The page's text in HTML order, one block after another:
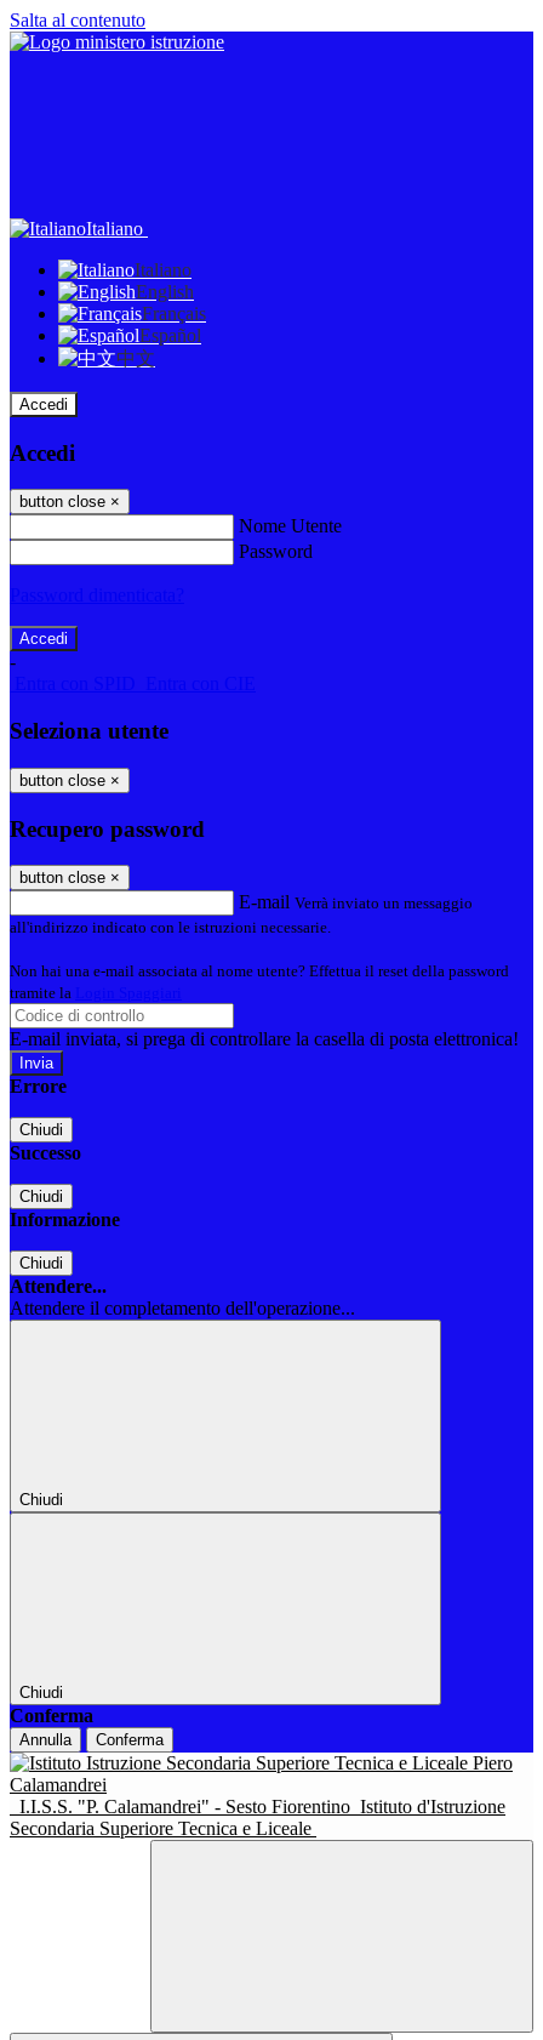
Salta al contenuto
Italiano
Italiano
English
Français
Español
中文
Accedi
Accedi
button close ×
Nome Utente
Password
-
Seleziona utente
button close ×
Recupero password
button close ×
E-mail Verrà inviato un messaggio
all'indirizzo indicato con le istruzioni necessarie.
Non hai una e-mail associata al nome utente? Effettua il reset della password
tramite la
E-mail inviata, si prega di controllare la casella di posta elettronica!
Errore
Chiudi
Successo
Chiudi
Informazione
Chiudi
Attendere...
Attendere il completamento dell'operazione...
Chiudi
Chiudi
Conferma
Annulla Conferma
I.I.S.S. "P. Calamandrei" - Sesto Fiorentino Istituto d'Istruzione
Secondaria Superiore Tecnica e Liceale